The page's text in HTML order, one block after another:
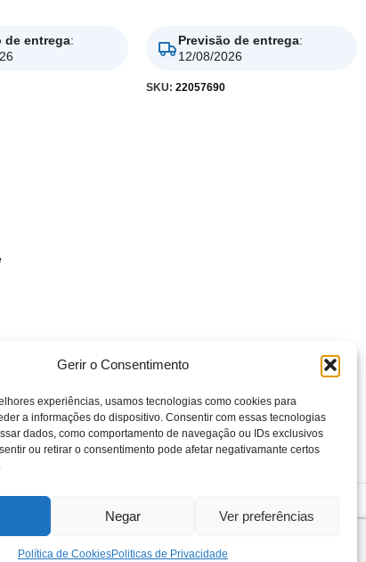
Gerir o Consentimento
experiências, usamos tecnologias como cookies para
a informações do dispositivo. Consentir com essas tecnologias
dados, como comportamento de navegação ou IDs exclusivos
ou retirar o consentimento pode afetar negativamante certos
Negar Ver preferências
Política de CookiesPoliticas de Privacidade
de entrega:
Previsão de entrega:
12/08/2026
SKU:22057690